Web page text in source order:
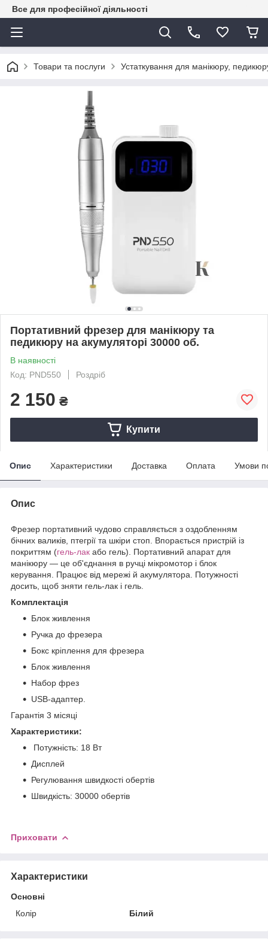
Все для професійної діяльності
Товари та послуги Устаткування для манікюру,
Портативний фрезер для манікюру та
педикюру на акумуляторі 30000 об.
В наявності
Код: PND550
Роздріб
2 150 ₴
Купити
Опис Характеристики Доставка Оплата Умови
Опис
Фрезер портативний чудово справляється з оздобленням
бічних валиків, птегрії та шкіри стоп. Впорається пристрій із
покриттям (гель-лак або гель). Портативний апарат для
манікюру — це об'єднання в ручці мікромотор і блок
керування. Працює від мережі й акумулятора. Потужності
досить, щоб зняти гель-лак і гель.
Комплектація
Блок живлення
Ручка до фрезера
Бокс кріплення для фрезера
Блок живлення
Набор фрез
USB-адаптер.
Гарантія 3 місяці
Характеристики:
Потужність: 18 Вт
Дисплей
Регулювання швидкості обертів
Швидкість: 30000 обертів
Приховати
Характеристики
Основні
Колір
Білий